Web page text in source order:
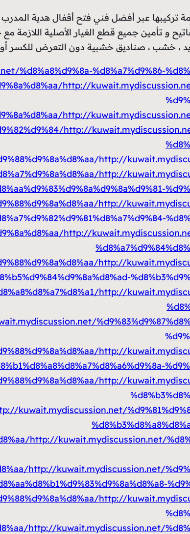
تركيبها عبر أفضل فني فتح أقفال هدية المدرب
و تأمين جميع قطع الغيار الأصلية اللازمة
، خشب ، صناديق خشبية دون التعرض للكسر أو
%d8%a8%d9%8a-%d8%a7%d9%86-
http://
http://
http://
http://
http://
http://
http://
http://
http://
http://
http://
kuwait.mydiscussion.net/
http://kuwait.mydiscussion.net/
http://kuwait.mydiscussion.net/
http://
http://kuwait.mydiscussion.net/